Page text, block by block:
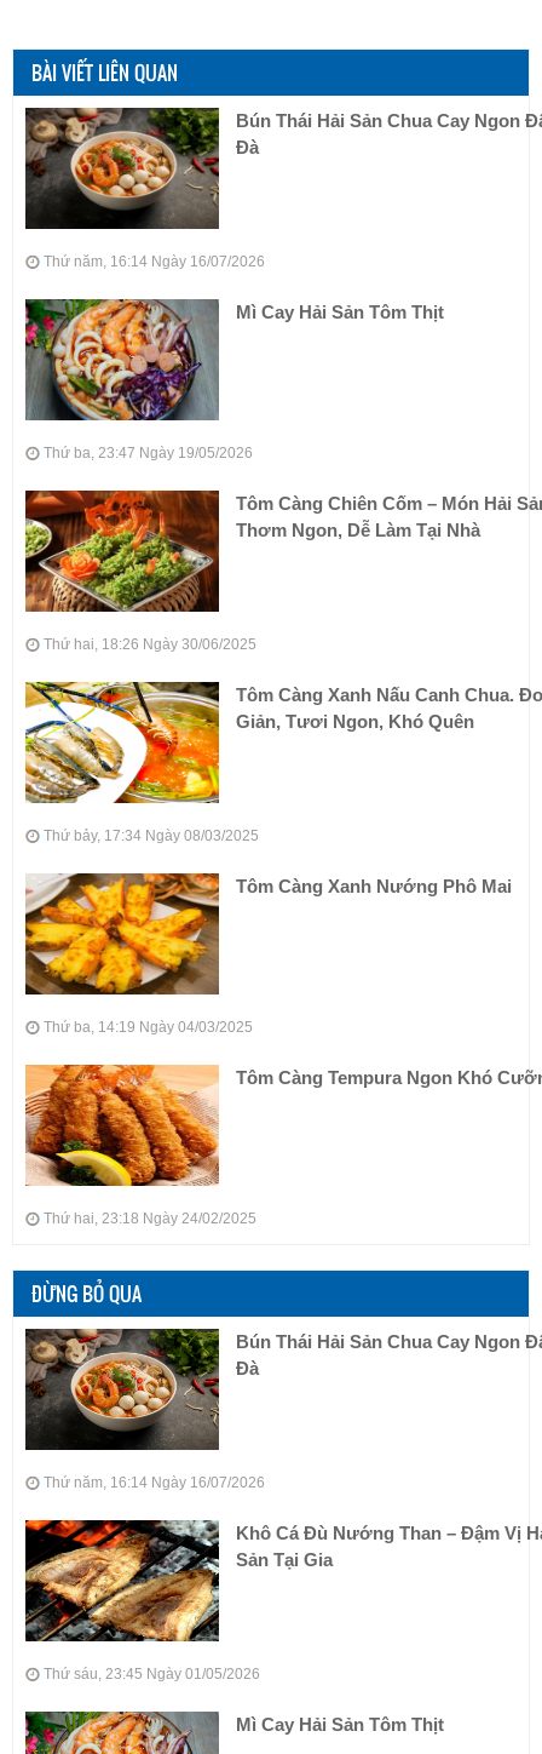
BÀI VIẾT LIÊN QUAN
Bún Thái Hải Sản Chua Cay Ngon
Đà
Thứ năm, 16:14 Ngày 16/07/2026
Mì Cay Hải Sản Tôm Thịt
Thứ ba, 23:47 Ngày 19/05/2026
Tôm Càng Chiên Cốm – Món Hải
Thơm Ngon, Dễ Làm Tại Nhà
Thứ hai, 18:26 Ngày 30/06/2025
Tôm Càng Xanh Nấu Canh Chua.
Giản, Tươi Ngon, Khó Quên
Thứ bảy, 17:34 Ngày 08/03/2025
Tôm Càng Xanh Nướng Phô Mai
Thứ ba, 14:19 Ngày 04/03/2025
Tôm Càng Tempura Ngon Khó
Thứ hai, 23:18 Ngày 24/02/2025
ĐỪNG BỎ QUA
Bún Thái Hải Sản Chua Cay Ngon
Đà
Thứ năm, 16:14 Ngày 16/07/2026
Khô Cá Đù Nướng Than – Đậm Vị
Sản Tại Gia
Thứ sáu, 23:45 Ngày 01/05/2026
Mì Cay Hải Sản Tôm Thịt